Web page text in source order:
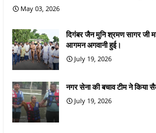
May 03, 2026
दिगंबर जैन मुनि श्रमण सागर जी
आगमन अगवानी हुई।
July 19, 2026
नगर सेना की बचाव टीम ने किया
July 19, 2026